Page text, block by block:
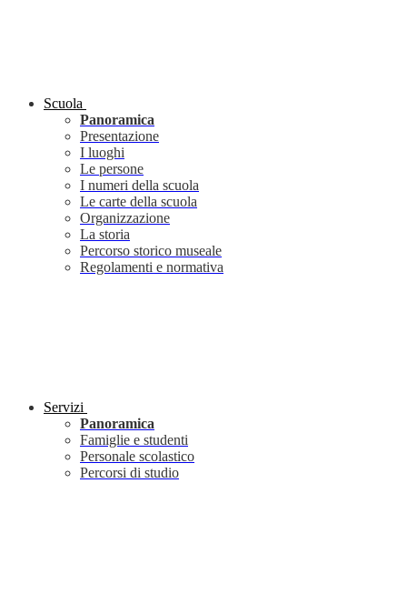
Scuola
Panoramica
Presentazione
I luoghi
Le persone
I numeri della scuola
Le carte della scuola
Organizzazione
La storia
Percorso storico museale
Regolamenti e normativa
Servizi
Panoramica
Famiglie e studenti
Personale scolastico
Percorsi di studio